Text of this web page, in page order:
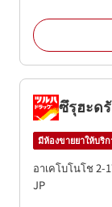
ซึรุฮะด
มีห้องขายยาให้บริก
อาเคโบโนโช 2-
JP